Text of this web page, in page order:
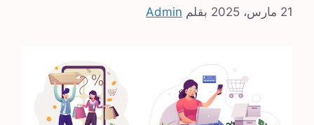
21 مارس، 2025 بقلم Admin